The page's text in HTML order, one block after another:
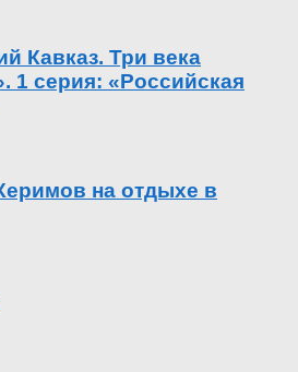
Кавказ. Три века
1 серия: «Российская
на отдыхе в